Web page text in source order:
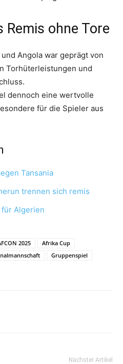
Remis ohne Tore
Angola war geprägt von
Torhüterleistungen und
dennoch eine wertvolle
für die Spieler aus
Tansania
trennen sich remis
Algerien
2025
Afrika Cup
Gruppenspiel
Nächster Artikel